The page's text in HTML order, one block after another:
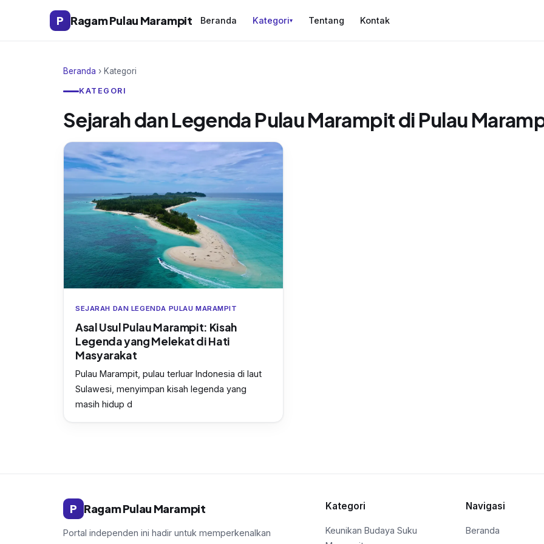
P Ragam Pulau Marampit Beranda Kategori▾ Tentang Kontak
Beranda › Kategori
KATEGORI
Sejarah dan Legenda Pulau Marampit di Pulau
SEJARAH DAN LEGENDA PULAU MARAMPIT
Asal Usul Pulau Marampit: Kisah
Legenda yang Melekat di Hati
Masyarakat
Pulau Marampit, pulau terluar Indonesia di laut
Sulawesi, menyimpan kisah legenda yang
masih hidup d
P Ragam Pulau Marampit
Portal independen ini hadir untuk memperkenalkan
Kategori
Keunikan Budaya Suku
Navigasi
Beranda